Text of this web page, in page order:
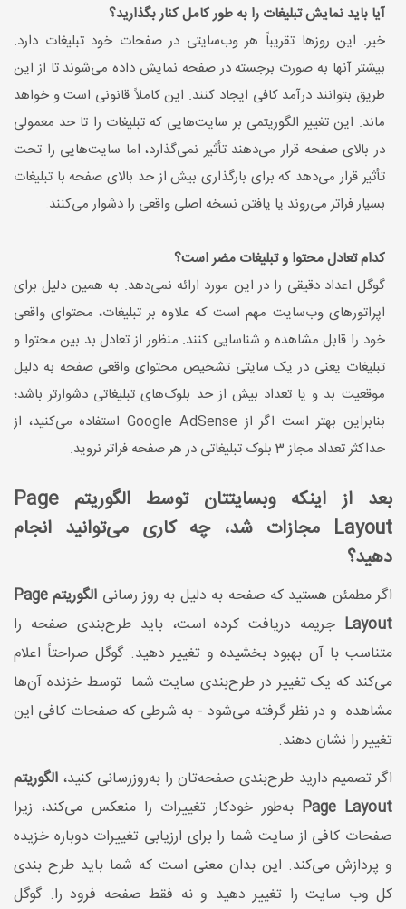
آیا باید نمایش تبلیغات را به طور کامل کنار بگذارید؟
خیر. این روزها تقریباً هر وب‌سایتی در صفحات خود تبلیغات دارد.
بیشتر آنها به صورت برجسته در صفحه نمایش داده می‌شوند تا از این
طریق بتوانند درآمد کافی ایجاد کنند. این کاملاً قانونی است و خواهد
ماند. این تغییر الگوریتمی بر سایت‌هایی که تبلیغات را تا حد معمولی
در بالای صفحه قرار می‌دهند تأثیر نمی‌گذارد، اما سایت‌هایی را تحت
تأثیر قرار می‌دهد که برای بارگذاری بیش از حد بالای صفحه با تبلیغات
بسیار فراتر می‌روند یا یافتن نسخه اصلی واقعی را دشوار می‌کنند.
کدام تعادل محتوا و تبلیغات مضر است؟
گوگل اعداد دقیقی را در این مورد ارائه نمی‌دهد. به همین دلیل برای
اپراتورهای وب‌سایت مهم است که علاوه بر تبلیغات، محتوای واقعی
خود را قابل مشاهده و شناسایی کنند. منظور از تعادل بد بین محتوا و
تبلیغات یعنی در یک سایتی تشخیص محتوای واقعی صفحه به دلیل
موقعیت بد و یا تعداد بیش از حد بلوک‌های تبلیغاتی دشوارتر باشد؛
بنابراین بهتر است اگر از Google AdSense استفاده می‌کنید، از
حداکثر تعداد مجاز 3 بلوک تبلیغاتی در هر صفحه فراتر نروید.
بعد از اینکه وبسایتتان توسط الگوریتم Page
Layout مجازات شد، چه کاری می‌توانید انجام
دهید؟
اگر مطمئن هستید که صفحه به دلیل به روز رسانی
الگوریتم Page
Layout جریمه دریافت کرده است، باید طرح‌بندی صفحه را
متناسب با آن بهبود بخشیده و تغییر دهید. گوگل صراحتاً اعلام
می‌کند که یک تغییر در طرح‌بندی سایت شما توسط خزنده آن‌ها
مشاهده و در نظر گرفته می‌شود - به شرطی که صفحات کافی این
تغییر را نشان دهند.
اگر تصمیم دارید طرح‌بندی صفحه‌تان را به‌روزرسانی کنید، الگوریتم
Page Layout به‌طور خودکار تغییرات را منعکس می‌کند، زیرا
صفحات کافی از سایت شما را برای ارزیابی تغییرات دوباره خزیده
و پردازش می‌کند. این بدان معنی است که شما باید طرح بندی
کل وب سایت را تغییر دهید و نه فقط صفحه فرود را. گوگل